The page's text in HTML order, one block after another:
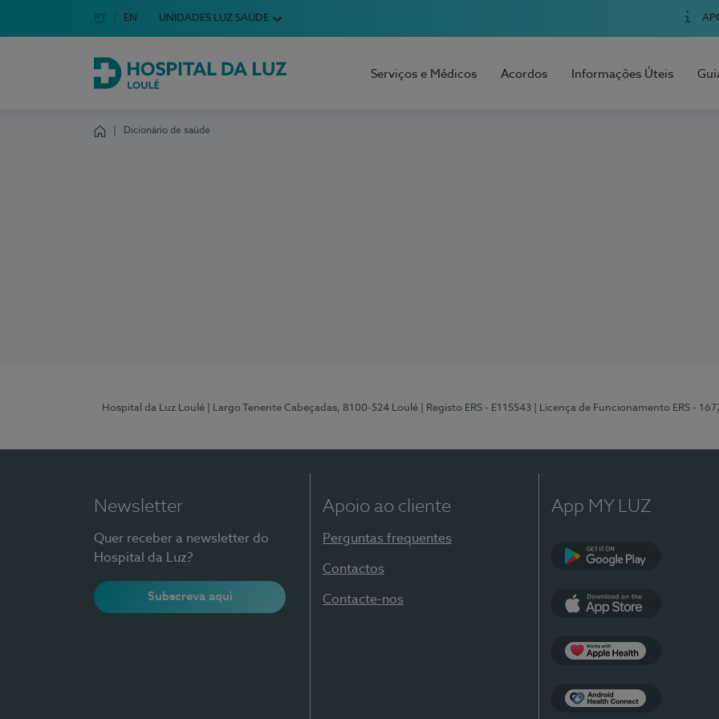
Escolha o seu idioma
Idioma em Português
PT English Language
EN UNIDADES LUZ SAÚDE
Hospital da Luz Loulé
Serviços e Médicos Acordos Informações Úteis
Dicionário de saúde
Hospital da Luz Loulé | Largo Tenente Cabeçadas, 8100-524 Loulé | Registo ERS - E115543 | Licença de Funcionamento ERS -
Newsletter
Quer receber a newsletter do
Hospital da Luz?
Subscreva aqui
Apoio ao cliente
Perguntas frequentes
Contactos
Contacte-nos
App MY LUZ